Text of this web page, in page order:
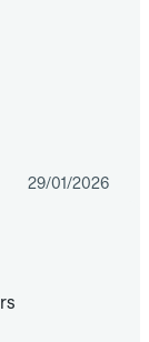
29/01/2026